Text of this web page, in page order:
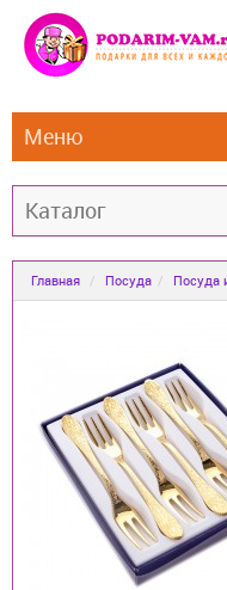
Меню
Каталог
Главная Посуда Посуда